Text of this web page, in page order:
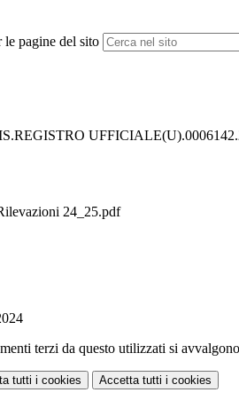
le pagine del sito
24_25.pdf
terzi da questo utilizzati si
tutti i cookies Accetta tutti i cookies